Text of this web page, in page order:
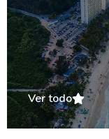
Ver todo